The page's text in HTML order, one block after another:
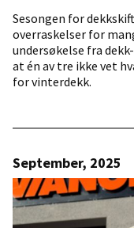
Sesongen for
overraskelser for
undersøkelse fra
at én av tre ikke vet
for vinterdekk.
September, 2025